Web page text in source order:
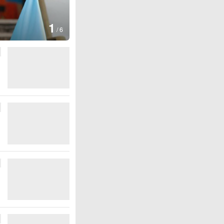
国斯波坎：野火烧毁700多所房屋
2 /6